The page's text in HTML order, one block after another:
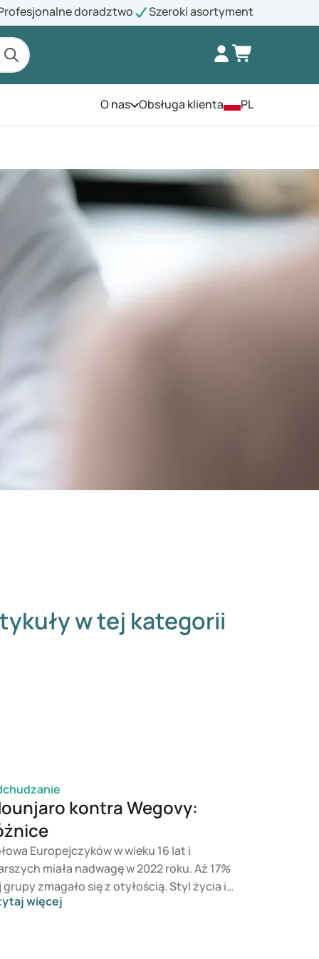
doradztwo Szeroki asortyment
O nasOtwórz menu
Obsługa klienta PL
w tej kategorii
kontra Wegovy:
Europejczyków w wieku 16 lat i
miała nadwagę w 2022 roku. Aż 17%
grupy zmagało się z otyłością. Styl życia i
dieta to podstawa zdrowej
więcej